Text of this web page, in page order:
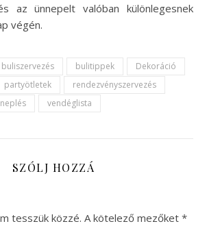
az ünnepelt valóban különlegesnek
végén.
buliszervezés bulitippek
Dekoráció
partyötletek
rendezvényszervezés
vendéglista
SZÓLJ HOZZÁ
tesszük közzé. A kötelező mezőket *